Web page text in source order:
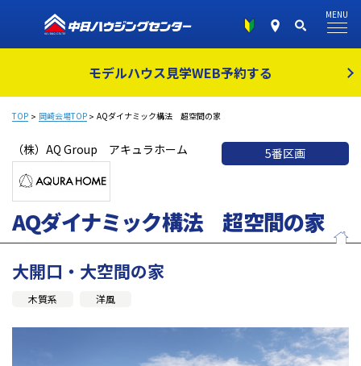
モデルハウス見学WEB予約する
MENU
TOP 岡崎会場TOP AQダイナミック構法 超空間の家
（株）AQ Group アキュラホーム 5番区画
AQダイナミック構法 超空間の家
大開口・大空間の家
木質系 洋風